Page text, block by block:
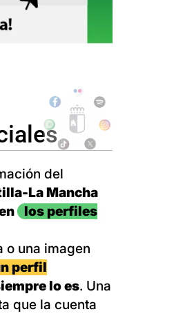
del
La Mancha
los perfiles
o una imagen
perfil
lo es. Una
que la cuenta